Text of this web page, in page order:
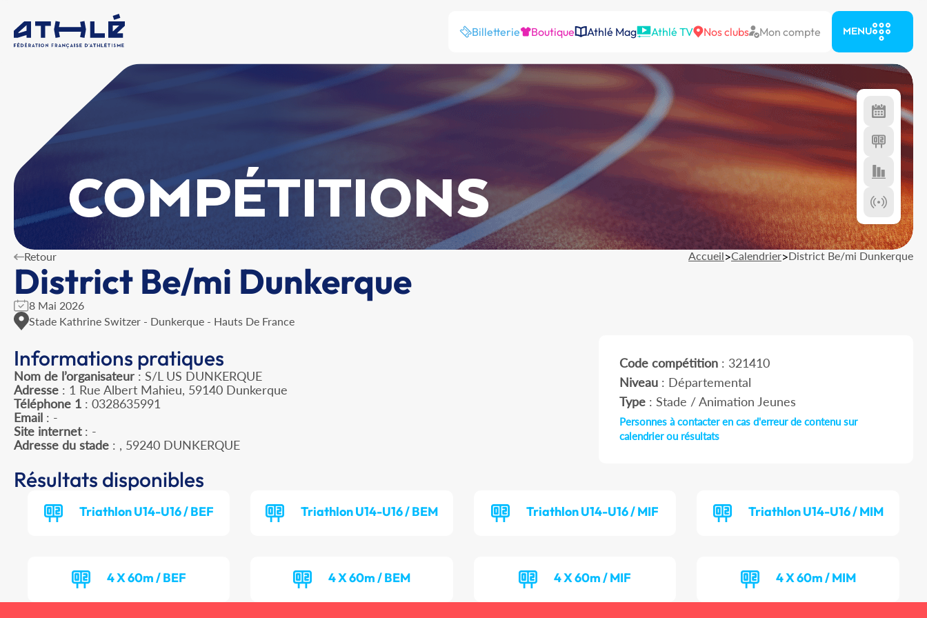
Billetterie Boutique Athlé Mag Athlé TV Nos clubs Mon compte MENU
COMPÉTITIONS
Retour Accueil>Calendrier>District Be/mi Dunkerque
District Be/mi Dunkerque
8 Mai 2026
Stade Kathrine Switzer - Dunkerque - Hauts De France
Informations pratiques
Nom de l’organisateur : S/L US DUNKERQUE
Adresse : 1 Rue Albert Mahieu, 59140 Dunkerque
Téléphone 1 : 0328635991
Email : -
Site internet: -
Adresse du stade : , 59240 DUNKERQUE
Code compétition: 321410
Niveau: Départemental
Type: Stade / Animation Jeunes
Personnes à contacter en cas d'erreur de contenu sur
calendrier ou résultats
Résultats disponibles
Triathlon U14-U16 / BEF Triathlon U14-U16 / BEM Triathlon U14-U16 / MIF Triathlon U14-U16 / MIM
4 X 60m / BEF 4 X 60m / BEM 4 X 60m / MIF 4 X 60m / MIM